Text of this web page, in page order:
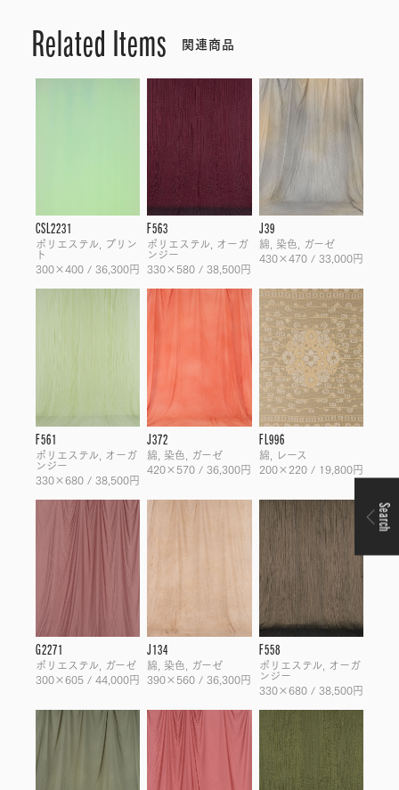
Related Items 関連商品
CSL2231
ポリエステル, プリン
ト
300×400 / 36,300円
F563
ポリエステル, オーガ
ンジー
330×580 / 38,500円
J39
綿, 染色, ガーゼ
430×470 / 33,000円
F561
ポリエステル, オーガ
ンジー
330×680 / 38,500円
J372
綿, 染色, ガーゼ
420×570 / 36,300円
FL996
綿, レース
200×220 / 19,800円
G2271
ポリエステル, ガーゼ
300×605 / 44,000円
J134
綿, 染色, ガーゼ
390×560 / 36,300円
F558
ポリエステル, オーガ
ンジー
330×680 / 38,500円
Search